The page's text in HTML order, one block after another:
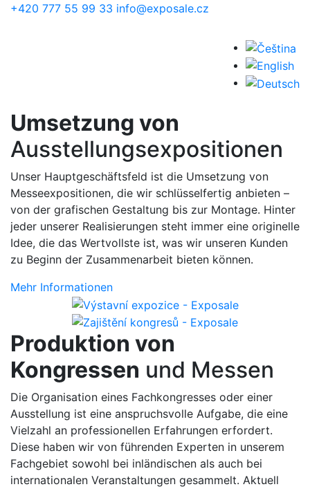
Skip to main content
+420 777 55 99 33 info@exposale.cz
Umsetzung von
Ausstellungsexpositionen
Unser Hauptgeschäftsfeld ist die Umsetzung von
Messeexpositionen, die wir schlüsselfertig anbieten –
von der grafischen Gestaltung bis zur Montage. Hinter
jeder unserer Realisierungen steht immer eine originelle
Idee, die das Wertvollste ist, was wir unseren Kunden
zu Beginn der Zusammenarbeit bieten können.
Mehr Informationen
Produktion von
Kongressen und Messen
Die Organisation eines Fachkongresses oder einer
Ausstellung ist eine anspruchsvolle Aufgabe, die eine
Vielzahl an professionellen Erfahrungen erfordert.
Diese haben wir von führenden Experten in unserem
Fachgebiet sowohl bei inländischen als auch bei
internationalen Veranstaltungen gesammelt. Aktuell